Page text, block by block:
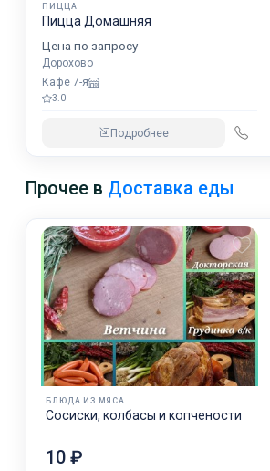
ПИЦЦА
Пицца Домашняя
Цена по запросу
Дорохово
Кафе 7-я
3.0
Подробнее
Прочее в Доставка еды
БЛЮДА ИЗ МЯСА
Сосиски, колбасы и копчености
10 ₽